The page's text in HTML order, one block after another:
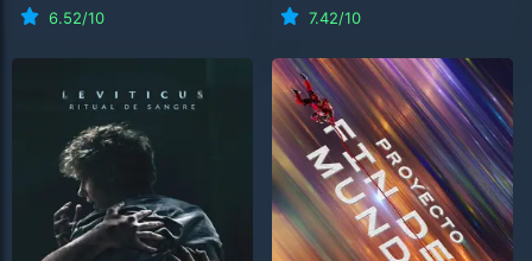
6.52/10
7.42/10